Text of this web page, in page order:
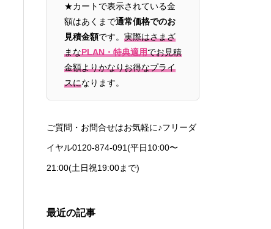
★カートで表示されている金
額はあくまで通常価格でのお
見積金額です。 実際はさまざ
まなPLAN・特典適用でお見積
金額よりかなりお得なプライ
スになります。
ご質問・お問合せはお気軽に♪フリーダ
イヤル0120-874-091(平日10:00〜
21:00(土日祝19:00まで)
最近の記事